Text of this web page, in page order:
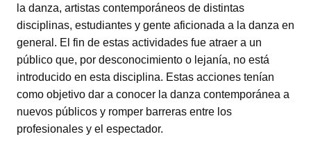
la danza, artistas contemporáneos de distintas
disciplinas, estudiantes y gente aficionada a la danza en
general. El fin de estas actividades fue atraer a un
público que, por desconocimiento o lejanía, no está
introducido en esta disciplina. Estas acciones tenían
como objetivo dar a conocer la danza contemporánea a
nuevos públicos y romper barreras entre los
profesionales y el espectador.